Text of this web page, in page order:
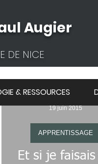
Augier
DE NICE
& RESSOURCES
Et si je faisais
APPRENTISSAGE
19 juin 2015